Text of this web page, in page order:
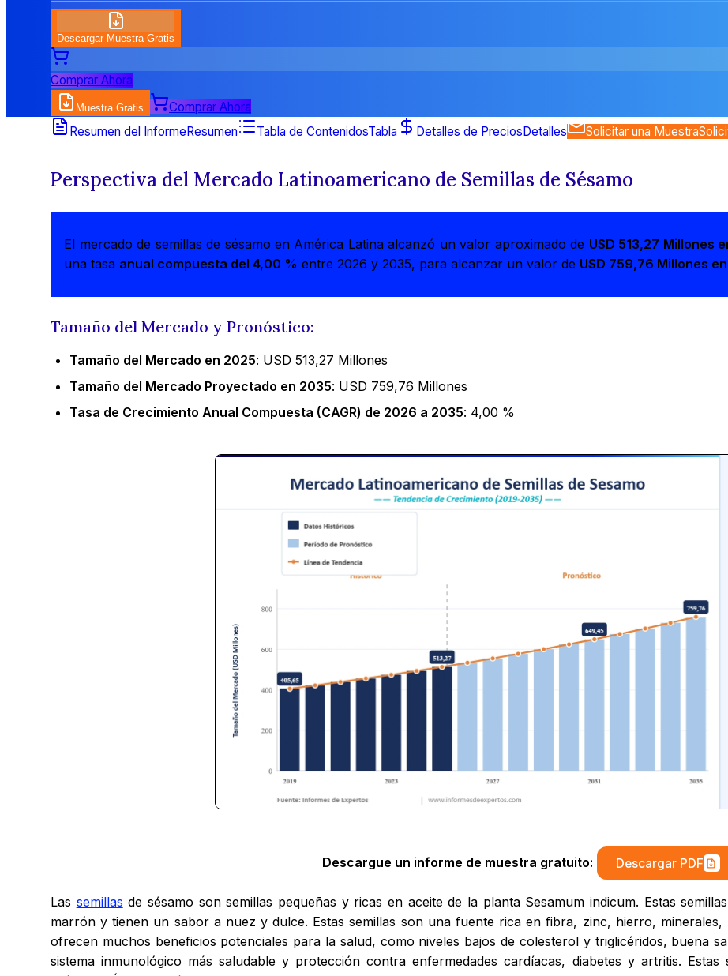
Descargar Muestra Gratis
Comprar Ahora
Muestra Gratis
Comprar Ahora
Resumen del InformeResumen Tabla de ContenidosTabla Detalles de PreciosDetalles Solicitar una Muestra
Perspectiva del Mercado Latinoamericano de Semillas de Sésamo
El mercado de semillas de sésamo en América Latina alcanzó un valor aproximado de USD 513,27 Millones
una tasa anual compuesta del 4,00 % entre 2026 y 2035, para alcanzar un valor de USD 759,76 Millones
Tamaño del Mercado y Pronóstico:
Tamaño del Mercado en 2025: USD 513,27 Millones
Tamaño del Mercado Proyectado en 2035: USD 759,76 Millones
Tasa de Crecimiento Anual Compuesta (CAGR) de 2026 a 2035: 4,00 %
Descargue un informe de muestra gratuito: Descargar PDF
Las semillas de sésamo son semillas pequeñas y ricas en aceite de la planta Sesamum indicum. Estas
marrón y tienen un sabor a nuez y dulce. Estas semillas son una fuente rica en fibra, zinc, hierro,
ofrecen muchos beneficios potenciales para la salud, como niveles bajos de colesterol y triglicéridos, buena
sistema inmunológico más saludable y protección contra enfermedades cardíacas, diabetes y artritis.